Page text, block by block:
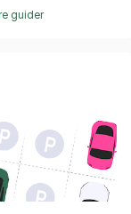
guider